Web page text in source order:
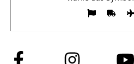
Folge
Folge
Folge